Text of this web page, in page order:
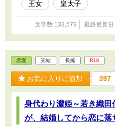
王女 皇太子
文字数 133,579 最終更新
恋愛 完結 長編 R18
お気に入りに追加 397
身代わり濃姫～若き織
が、結婚してから恋に落